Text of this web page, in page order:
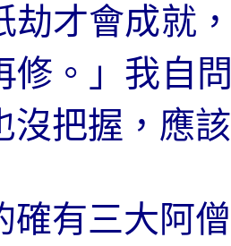
劫才會成就
修。」我自
沒把握，應
確有三大阿